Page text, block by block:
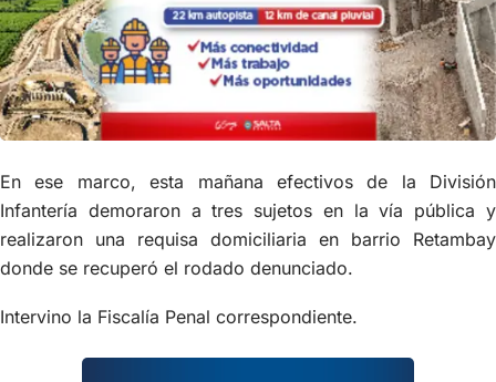
En ese marco, esta mañana efectivos de la División
Infantería demoraron a tres sujetos en la vía pública y
realizaron una requisa domiciliaria en barrio Retambay
donde se recuperó el rodado denunciado.
Intervino la Fiscalía Penal correspondiente.